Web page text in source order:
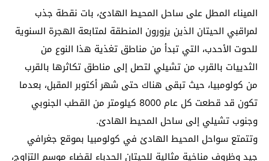
الميناء المطل على ساحل المحيط الهادئ، بات نقطة جذب
لمراقبي الحيتان الذين يزورون المنطقة لمتابعة الهجرة السنوية
للحوت الأحدب، التي تبدأ من مناطق تغذية هذا النوع من
الثدييات بالقرب من تشيلي لتصل إلى مناطق تكاثرها بالقرب
من كولومبيا، حيث تبقى هناك حتى شهر أكتوبر المقبل، بعدما
تكون قد قطعت كل عام 8000 كيلومتر من القطب الجنوبي
وجنوب تشيلي إلى ساحل المحيط الهادئ.
وتتمتع سواحل المحيط الهادئ في كولومبيا بموقع جغرافي
جيد وظروف مناخية مثالية للحيتان الحدباء لقضاء موسم التزاوج،